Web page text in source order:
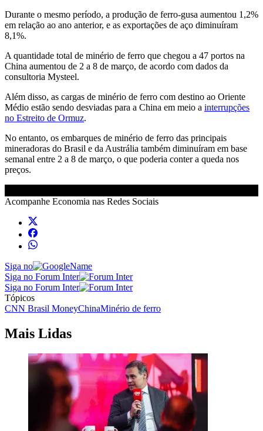
Durante o mesmo período, a produção de ferro-gusa aumentou 1,2%
em relação ao ano anterior, e as exportações de aço diminuíram
8,1%.
A quantidade total de minério de ferro que chegou a 47 portos na
China aumentou de 2 a 8 de março, de acordo com dados da
consultoria Mysteel.
Além disso, as cargas de minério de ferro com destino ao Oriente
Médio estão sendo desviadas para a China em meio a interrupções
no Estreito de Ormuz.
No entanto, os embarques de minério de ferro das principais
mineradoras do Brasil e da Austrália também diminuíram em base
semanal entre 2 a 8 de março, o que poderia conter a queda nos
preços.
Acompanhe Economia nas Redes Sociais
Siga no
Siga no Forum Inter
Siga no Forum Inter
Tópicos
CNN Brasil MoneyChinaMinério de ferro
Mais Lidas